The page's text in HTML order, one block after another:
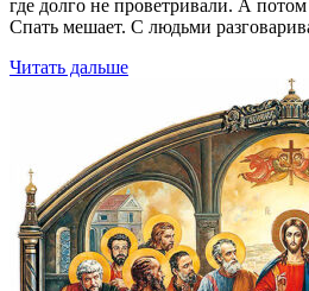
где долго не проветривали. А
Спать мешает. С людьми
Читать дальше